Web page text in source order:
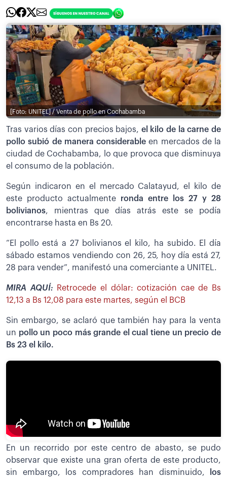
[Foto: UNITEL] / Venta de pollo en Cochabamba
Tras varios días con precios bajos, el kilo de la carne de
pollo subió de manera considerableen mercados de la
ciudad de Cochabamba, lo que provoca que disminuya
el consumo de la población.
Según indicaron en el mercado Calatayud, el kilo de
este producto actualmente ronda entre los 27 y 28
bolivianos, mientras que días atrás este se podía
encontrarse hasta en Bs 20.
“El pollo está a 27 bolivianos el kilo, ha subido. El día
sábado estamos vendiendo con 26, 25, hoy día está 27,
28 para vender”, manifestó una comerciante a UNITEL.
MIRA AQUÍ:
Retrocede el dólar: cotización cae de Bs
12,13 a Bs 12,08 para este martes, según el BCB
Sin embargo, se aclaró que también hay para la venta
un pollo un poco más grande el cual tiene un precio de
Bs 23 el kilo.
En un recorrido por este centro de abasto, se pudo
observar que existe una gran oferta de este producto,
sin embargo, los compradores han disminuido, los